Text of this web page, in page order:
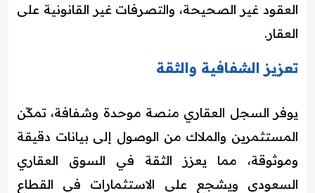
العقود غير الصحيحة، والتصرفات غير القانونية على
العقار.
تعزيز الشفافية والثقة
يوفر السجل العقاري منصة موحدة وشفافة، تمكّن
المستثمرين والملاك من الوصول إلى بيانات دقيقة
وموثوقة، مما يعزز الثقة في السوق العقاري
السعودي ويشجع على الاستثمارات في القطاع